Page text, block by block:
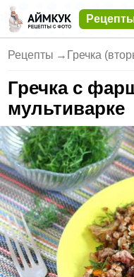
Рецепты → Гречка
Гречка с
мультиварке